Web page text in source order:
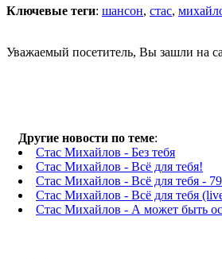
Ключевые теги: шансон, стас,
Уважаемый посетитель, Вы зашли на
Другие новости по теме:
Стас Михайлов - Без тебя
Стас Михайлов - Всё для тебя!
Стас Михайлов - Всё для тебя -
Стас Михайлов - Всё для тебя
Стас Михайлов - А может быть